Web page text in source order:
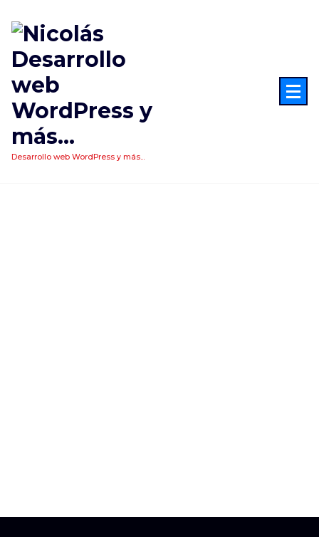
contenido
Desarrollo web WordPress y más...